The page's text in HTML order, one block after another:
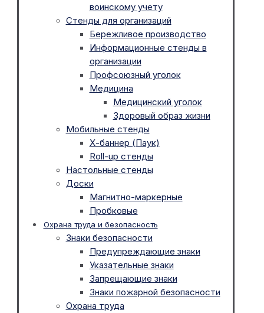
воинскому учету
Стенды для организаций
Бережливое производство
Информационные стенды в
организации
Профсоюзный уголок
Медицина
Медицинский уголок
Здоровый образ жизни
Мобильные стенды
Х-баннер (Паук)
Roll-up стенды
Настольные стенды
Доски
Магнитно-маркерные
Пробковые
Охрана труда и безопасность
Знаки безопасности
Предупреждающие знаки
Указательные знаки
Запрещающие знаки
Знаки пожарной безопасности
Охрана труда